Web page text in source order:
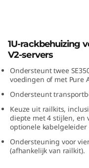
2
1
U
2
N
1U-rackbehuizing
V2-servers
Ondersteunt twee
voedingen of met Pure
Ondersteunt
Keuze uit railkits,
diepte met 4 stijlen, en
optionele kabelgeleider
Ondersteuning voor
(afhankelijk van railkit).